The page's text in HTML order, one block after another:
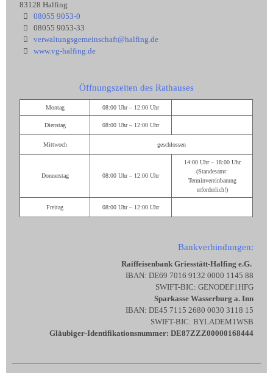
83128 Halfing
08055 9053-0
08055 9053-33
verwaltungsgemeinschaft@halfing.de
www.vg-halfing.de
Öffnungszeiten des Rathauses
Montag 08:00 Uhr – 12:00 Uhr
Dienstag 08:00 Uhr – 12:00 Uhr
Mittwoch geschlossen
Donnerstag 08:00 Uhr – 12:00 Uhr
14:00 Uhr – 18:00 Uhr
(Standesamt:
Terminvereinbarung
erforderlich!)
Freitag 08:00 Uhr – 12:00 Uhr
Bankverbindungen:
Raiffeisenbank Griesstätt-Halfing e.G.
IBAN: DE69 7016 9132 0000 1145 88
SWIFT-BIC: GENODEF1HFG
Sparkasse Wasserburg a. Inn
IBAN: DE45 7115 2680 0030 3118 15
SWIFT-BIC: BYLADEM1WSB
Gläubiger-Identifikationsnummer: DE87ZZZ00000168444